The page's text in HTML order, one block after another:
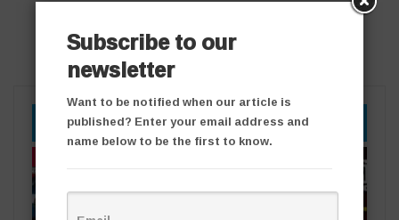
YOU MIGHT ALSO LIKE
Subscribe to our
newsletter
Want to be notified when our article is
published? Enter your email address and
name below to be the first to know.